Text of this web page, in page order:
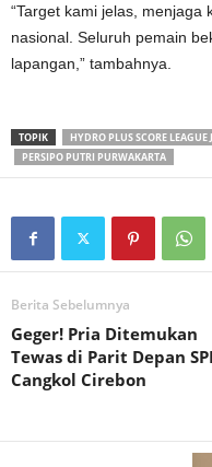
‎“Target kami jelas, menjaga
nasional. Seluruh pemain
lapangan,” tambahnya.
TOPIK HYDRO PLUS SCORE LEAGUE
PERSIPO PUTRI PURWAKARTA
Berita Sebelumnya
Geger! Pria Ditemukan
Tewas di Parit Depan
Cangkol Cirebon‎